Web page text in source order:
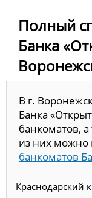
Полный
Банка
В г.
Банка
банкоматов,
из них можно
банкоматов
Краснодарский